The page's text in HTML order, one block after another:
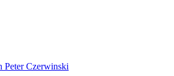
Peter Czerwinski